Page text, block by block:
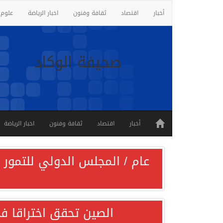
أخبار اقتصاد ثقافة وفنون اخبار الرياضة
صحيفة الوكاد
أخبار اقتصاد ثقافة وفنون اخبار الرياضة
عام / المجلس الدولي للتمور
الصين تحقق اختراقا